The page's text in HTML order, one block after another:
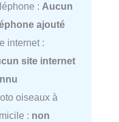
: Aucun
ajouté
internet :
site internet
oiseaux à
: non